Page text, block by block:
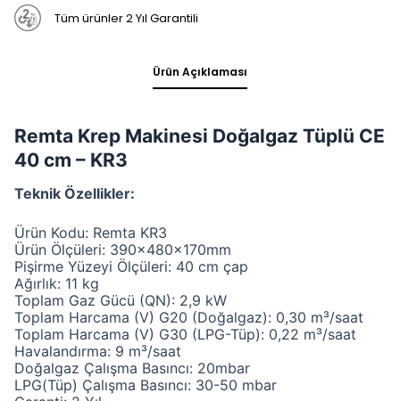
Tüm ürünler 2 Yıl Garantili
Ürün Açıklaması
Remta Krep Makinesi Doğalgaz Tüplü CE
40 cm – KR3
Teknik Özellikler:
Ürün Kodu: Remta KR3
Ürün Ölçüleri: 390x480x170mm
Pişirme Yüzeyi Ölçüleri: 40 cm çap
Ağırlık: 11 kg
Toplam Gaz Gücü (QN): 2,9 kW
Toplam Harcama (V) G20 (Doğalgaz): 0,30 m³/saat
Toplam Harcama (V) G30 (LPG-Tüp): 0,22 m³/saat
Havalandırma: 9 m³/saat
Doğalgaz Çalışma Basıncı: 20mbar
LPG(Tüp) Çalışma Basıncı: 30-50 mbar